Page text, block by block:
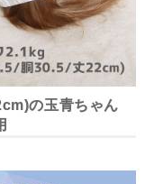
の玉青ちゃん